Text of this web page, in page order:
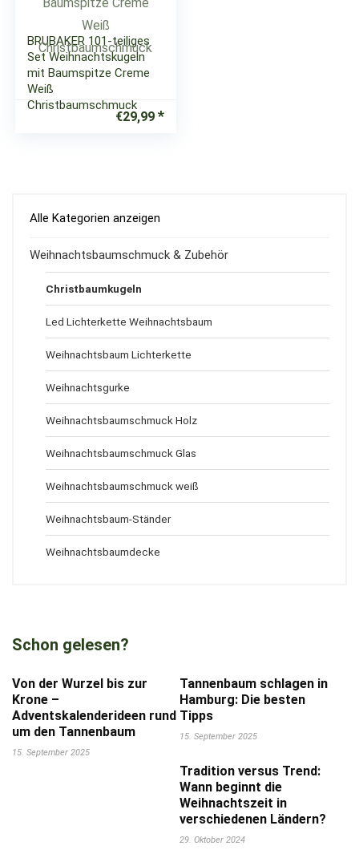
BRUBAKER 101-teiliges
Set Weihnachtskugeln
mit Baumspitze Creme
Weiß
Christbaumschmuck
€29,99
Alle Kategorien anzeigen
Weihnachtsbaumschmuck & Zubehör
Christbaumkugeln
Led Lichterkette Weihnachtsbaum
Weihnachtsbaum Lichterkette
Weihnachtsgurke
Weihnachtsbaumschmuck Holz
Weihnachtsbaumschmuck Glas
Weihnachtsbaumschmuck weiß
Weihnachtsbaum-Ständer
Weihnachtsbaumdecke
Schon gelesen?
Von der Wurzel bis zur
Krone –
Adventskalenderideen rund
um den Tannenbaum
15. September 2025
Tannenbaum schlagen in
Hamburg: Die besten
Tipps
15. September 2025
Tradition versus Trend:
Wann beginnt die
Weihnachtszeit in
verschiedenen Ländern?
29. Oktober 2024